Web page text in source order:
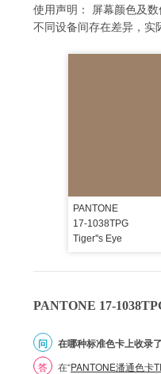
使用声明： 屏幕颜色及数
不同设备间存在差异，实
PANTONE
17-1038TPG
Tiger''s Eye
PANTONE 17-
问 在哪种标准色卡上收录
答 在“PANTONE潘通色卡